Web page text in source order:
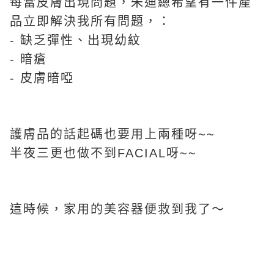
品立即解決我所有問題，：
- 缺乏彈性、出現幼紋
- 暗瘡
- 皮膚暗啞
護膚品的話起碼也要用上兩種呀~~
半夜三更也做不到FACIAL呀~~
這時候，家用的美容器便救到我了～